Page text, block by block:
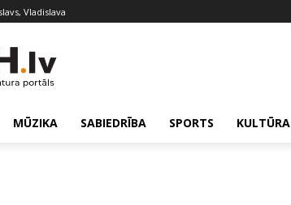
Vladislava
MŪZIKA SABIEDRĪBA SPORTS KULTŪRA